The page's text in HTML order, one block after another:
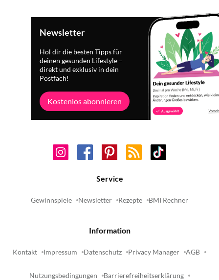
Newsletter
Hol dir die besten Tipps für
deinen gesunden Lifestyle –
direkt und exklusiv in dein
Postfach!
Kostenlos abonnieren
Service
Gewinnspiele Newsletter Rezepte BMI Rechner
Information
Kontakt Impressum Datenschutz Privacy Manager AGB
Nutzungsbedingungen Barrierefreiheitserklärung